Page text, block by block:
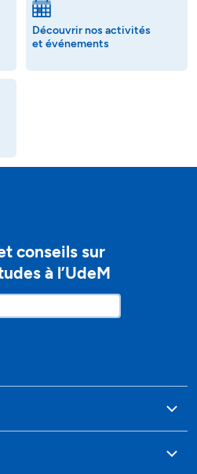
Découvrir nos activités
et événements
conseils sur
à l’UdeM